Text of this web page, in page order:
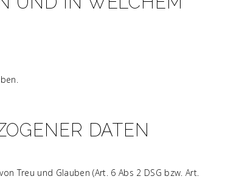
DATEN
Treu und Glauben (Art. 6 Abs 2 DSG bzw. Art.